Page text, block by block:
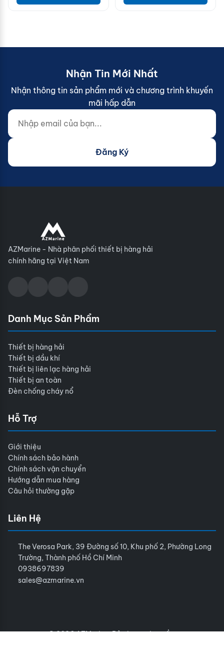
Nhận Tin Mới Nhất
Nhận thông tin sản phẩm mới và chương trình khuyến
mãi hấp dẫn
Nhập email của bạn...
Website (do not fill)
Đăng Ký
AZMarine - Nhà phân phối thiết bị hàng hải
chính hãng tại Việt Nam
Danh Mục Sản Phẩm
Thiết bị hàng hải
Thiết bị dầu khí
Thiết bị liên lạc hàng hải
Thiết bị an toàn
Đèn chống cháy nổ
Hỗ Trợ
Giới thiệu
Chính sách bảo hành
Chính sách vận chuyển
Hướng dẫn mua hàng
Câu hỏi thường gặp
Liên Hệ
The Verosa Park, 39 Đường số 10, Khu phố 2, Phường Long
Trường, Thành phố Hồ Chí Minh
0938697839
sales@azmarine.vn
© 2026 AZMarine. Bảo lưu mọi quyền.